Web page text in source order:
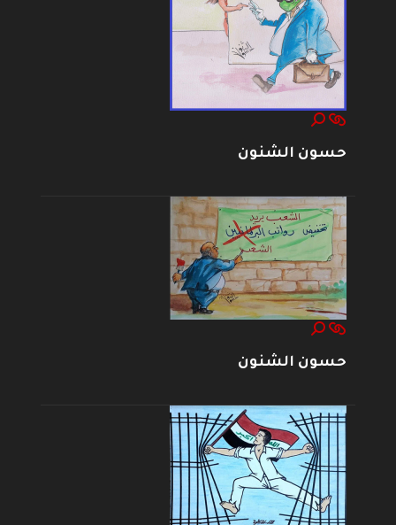
حسون الشنون
حسون الشنون